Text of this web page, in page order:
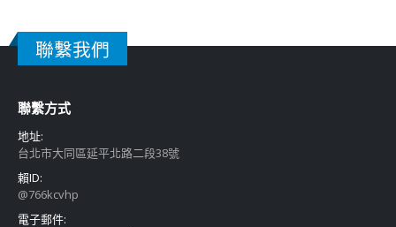
聯繫我們
聯繫方式
地址:
台北市大同區延平北路二段38號
賴ID:
@766kcvhp
電子郵件: